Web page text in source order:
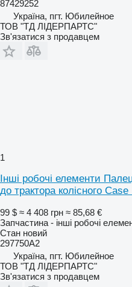
87429252
Україна, пгт. Юбилейное
ТОВ "ТД ЛІДЕРПАРТС"
Зв'язатися з продавцем
1
Інші робочі елементи
до трактора колісного
99 $ ≈ 4 408 грн ≈ 85,68 €
Запчастина - інші робочі
Стан новий
297750A2
Україна, пгт. Юбилейное
ТОВ "ТД ЛІДЕРПАРТС"
Зв'язатися з продавцем